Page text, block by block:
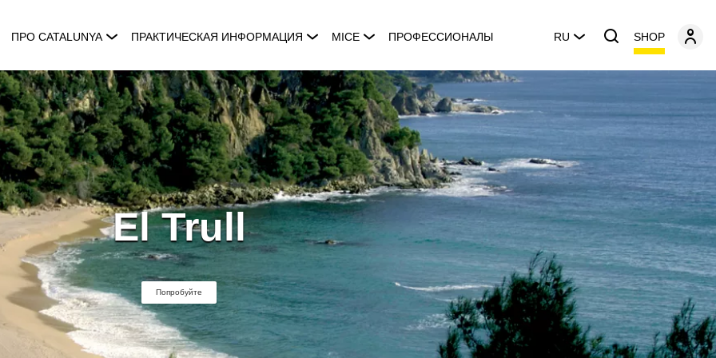
ПРО CATALUNYA ПРАКТИЧЕСКАЯ ИНФОРМАЦИЯ MICE ПРОФЕССИОНАЛЫ RU SHOP
El Trull
Попробуйте